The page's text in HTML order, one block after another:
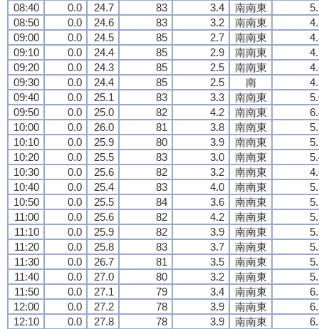
08:40
0.0 24.7 83 3.4 南南東
08:50
0.0 24.6 83 3.2 南南東
09:00
0.0 24.5 85 2.7 南南東
09:10
0.0 24.4 85 2.9 南南東
09:20
0.0 24.3 85 2.5 南南東
09:30
0.0 24.4 85 2.5 南
09:40
0.0 25.1 83 3.3 南南東
09:50
0.0 25.0 82 4.2 南南東
10:00
0.0 26.0 81 3.8 南南東
10:10
0.0 25.9 80 3.9 南南東
10:20
0.0 25.5 83 3.0 南南東
10:30
0.0 25.6 82 3.2 南南東
10:40
0.0 25.4 83 4.0 南南東
10:50
0.0 25.5 84 3.6 南南東
11:00
0.0 25.6 82 4.2 南南東
11:10
0.0 25.9 82 3.9 南南東
11:20
0.0 25.8 83 3.7 南南東
11:30
0.0 26.7 81 3.5 南南東
11:40
0.0 27.0 80 3.2 南南東
11:50
0.0 27.1 79 3.4 南南東
12:00
0.0 27.2 78 3.9 南南東
12:10
0.0 27.8 78 3.9 南南東